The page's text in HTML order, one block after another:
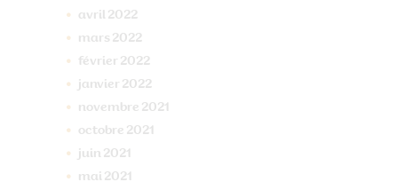
avril 2022
mars 2022
février 2022
janvier 2022
novembre 2021
octobre 2021
juin 2021
mai 2021